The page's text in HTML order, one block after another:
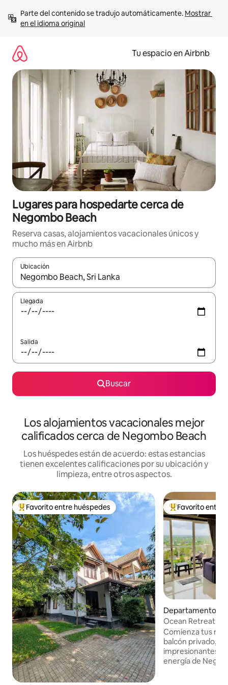
contenido
Parte del contenido se tradujo automáticamente. Mostrar
en el idioma original
Tu espacio en Airbnb
Lugares para hospedarte cerca de
Negombo Beach
Reserva casas, alojamientos vacacionales únicos y
mucho más en Airbnb
Ubicación
Cuando los resultados estén disponibles, podrás navegar
Llegada
Salida
Buscar
Los alojamientos vacacionales mejor
calificados cerca de Negombo Beach
Los huéspedes están de acuerdo: estas estancias
tienen excelentes calificaciones por su ubicación y
limpieza, entre otros aspectos.
De los mejores en Favorito entre huéspedes
Favorito entre huéspedes De los mejores
Favorito entre
Departamento
Ocean Retreat
con vistas al mar)
Comienza tus
balcón privado,
impresionantes
energía de